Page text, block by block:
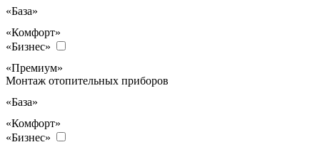
«База»
«Комфорт»
«Бизнес»
«Премиум»
Монтаж отопительных приборов
«База»
«Комфорт»
«Бизнес»